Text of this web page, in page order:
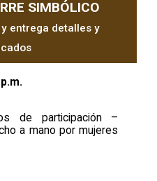
SIMBÓLICO
entrega detalles y
de participación –
a mano por mujeres